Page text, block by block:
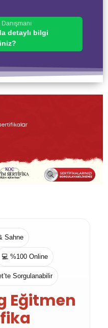
detaylı bilgi
Sahne
💻 %100 Online
Sorgulanabilir
Eğitmen